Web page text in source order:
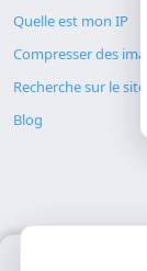
Quelle est mon IP
Compresser des
Recherche sur le site
Blog
Nous utilisons